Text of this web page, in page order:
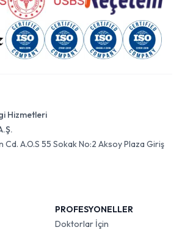
Hizmetleri
Cd. A.O.S 55 Sokak No:2 Aksoy Plaza Giriş
PROFESYONELLER
Doktorlar İçin